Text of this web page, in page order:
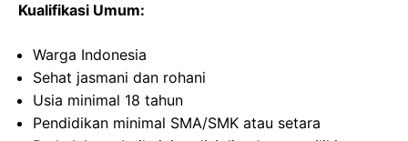
Kualifikasi Umum:
Warga Indonesia
Sehat jasmani dan rohani
Usia minimal 18 tahun
Pendidikan minimal SMA/SMK atau setara